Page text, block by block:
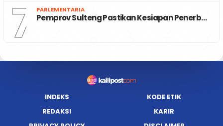
7 PARLEMENTARIA
Pemprov Sulteng Pastikan Kesiapan Penerb…
INDEKS
KODE ETIK
REDAKSI
KARIR